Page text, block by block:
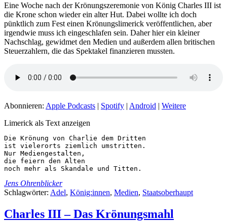
Eine Woche nach der Krönungszeremonie von König Charles III ist
die Krone schon wieder ein alter Hut. Dabei wollte ich doch
pünktlich zum Fest einen Krönungslimerick veröffentlichen, aber
irgendwie muss ich eingeschlafen sein. Daher hier ein kleiner
Nachschlag, gewidmet den Medien und außerdem allen britischen
Steuerzahlern, die das Spektakel finanzieren mussten.
Abonnieren: Apple Podcasts | Spotify | Android | Weitere
Limerick als Text anzeigen
Die Krönung von Charlie dem Dritten
ist vielerorts ziemlich umstritten.
Nur Mediengestalten,
die feiern den Alten
noch mehr als Skandale und Titten.
Jens Ohrenblicker
Schlagwörter: Adel, König:innen, Medien, Staatsoberhaupt
Charles III – Das Krönungsmahl